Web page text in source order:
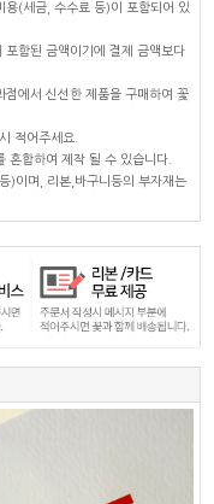
(세금, 수수료 등)이 포함되어 있
함된 금액이기에 결제 금액보다
에서 신선한 제품을 구매하여 꽃
적어주세요.
혼합하여 제작 될 수 있습니다.
)이며, 리본,바구니등의 부자재는